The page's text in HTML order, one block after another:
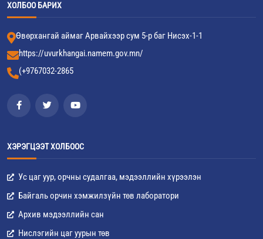
ХОЛБОО БАРИХ
Өвөрхангай аймаг Арвайхээр сум 5-р баг Нисэх-1-1
https://uvurkhangai.namem.gov.mn/
(+9767032-2865
ХЭРЭГЦЭЭТ ХОЛБООС
Ус цаг уур, орчны судалгаа, мэдээллийн хүрээлэн
Байгаль орчин хэмжилзүйн төв лаборатори
Архив мэдээллийн сан
Нислэгийн цаг уурын төв